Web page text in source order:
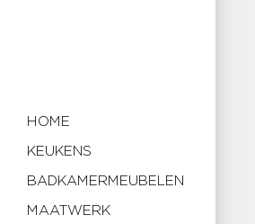
HOME
KEUKENS
BADKAMERMEUBELEN
MAATWERK